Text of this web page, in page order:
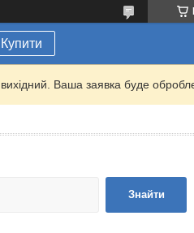
Купити
Ваша заявка буде
Знайти